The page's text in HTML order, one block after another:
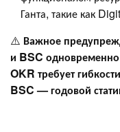
Ганта, такие как
⚠️ Важное
и BSC
OKR требует
BSC — годовой